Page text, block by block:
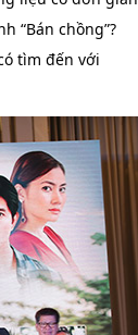
“Bán chồng”?
tìm đến với